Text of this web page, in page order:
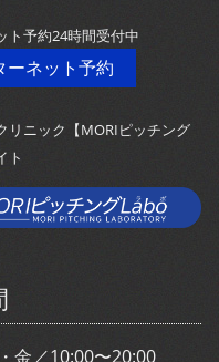
予約24時間受付中
ーネット予約
リニック【MORIピッチング
ト
金／10:00〜20:00